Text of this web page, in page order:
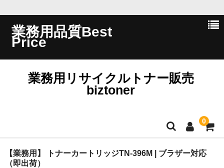
業務用品質Best
Price
業務用リサイクルトナー販売
biztoner
0
ホーム
【業務用】 トナーカートリッジTN-396M | ブラザー対応
（即出荷）